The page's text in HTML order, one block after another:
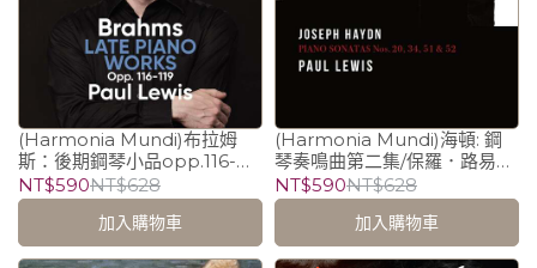
(Harmonia Mundi)布拉姆
斯：後期鋼琴小品opp.116-
119/保羅．路易斯 Paul Lewis
(piano)
NT$590NT$628
加入購物車
(Harmonia Mundi)海頓: 鋼
琴奏鳴曲第二集/保羅．路易斯
Paul Lewis (piano)
NT$590NT$628
加入購物車